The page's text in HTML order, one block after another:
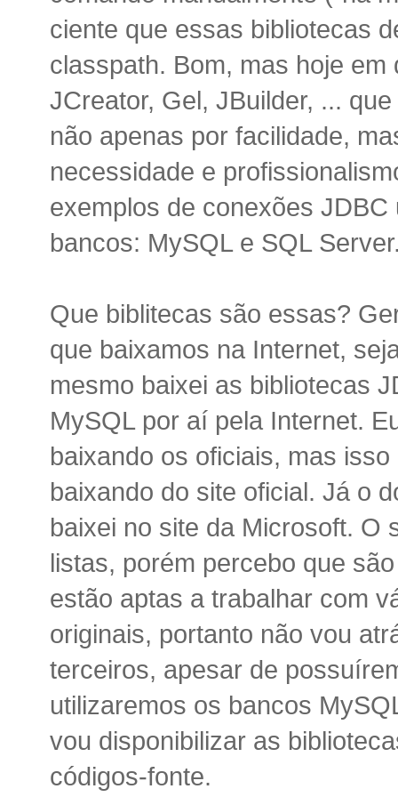
ciente que essas bibliotecas
classpath. Bom, mas hoje
JCreator, Gel, JBuilder, ...
não apenas por facilidade,
necessidade e
exemplos de conexões
bancos: MySQL e SQL
Que biblitecas são essas?
que baixamos na Internet,
mesmo baixei as bibliotecas
MySQL por aí pela Internet.
baixando os oficiais, mas
baixando do site oficial. Já o
baixei no site da Microsoft. O
listas, porém percebo que
estão aptas a trabalhar com
originais, portanto não vou
terceiros, apesar de
utilizaremos os bancos
vou disponibilizar as
códigos-fonte.